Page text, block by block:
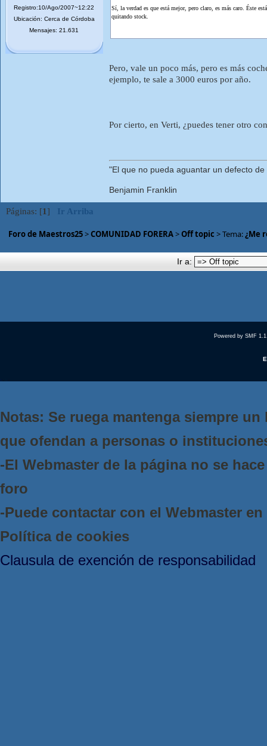
Registro:10/Ago/2007~12:22
Ubicación: Cerca de Córdoba
Mensajes: 21.631
Sí, la verdad es que está mejor, pero claro, es más caro. Éste
quitando stock.
Pero, vale un poco más, pero es más
ejemplo, te sale a 3000 euros por año.
Por cierto, en Verti, ¿puedes tener otro
"El que no pueda aguantar un defecto
Benjamin Franklin
Páginas: [1] Ir Arriba
Foro de Maestros25>COMUNIDAD FORERA>Off topic > Tema:¿Me
Ir a:
Powered by SMF
Notas: Se ruega mantenga siempre
que ofendan a personas o
-El Webmaster de la página no se
foro
-Puede contactar con el Webmaster
Política de cookies
Clausula de exención de responsabilidad